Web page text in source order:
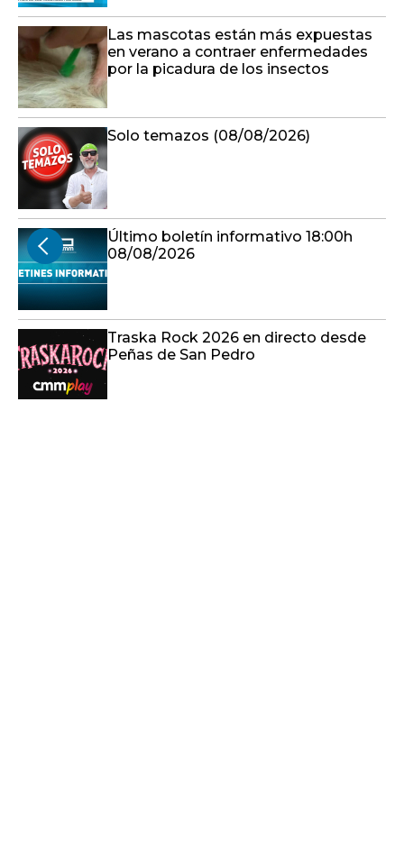
Las mascotas están más expuestas
en verano a contraer enfermedades
por la picadura de los insectos
Solo temazos (08/08/2026)
Último boletín informativo 18:00h
08/08/2026
Traska Rock 2026 en directo desde
Peñas de San Pedro